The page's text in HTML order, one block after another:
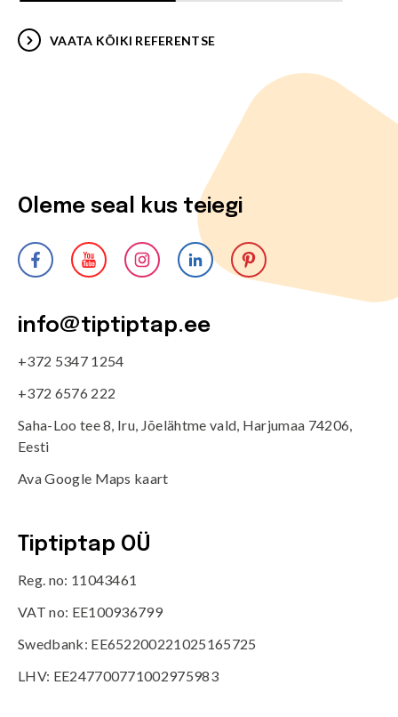
VAATA KÕIKI REFERENTSE
Oleme seal kus teiegi
info@tiptiptap.ee
+372 5347 1254
+372 6576 222
Saha-Loo tee 8, Iru, Jõelähtme vald, Harjumaa 74206,
Eesti
Ava Google Maps kaart
Tiptiptap OÜ
Reg. no: 11043461
VAT no: EE100936799
Swedbank: EE652200221025165725
LHV: EE247700771002975983